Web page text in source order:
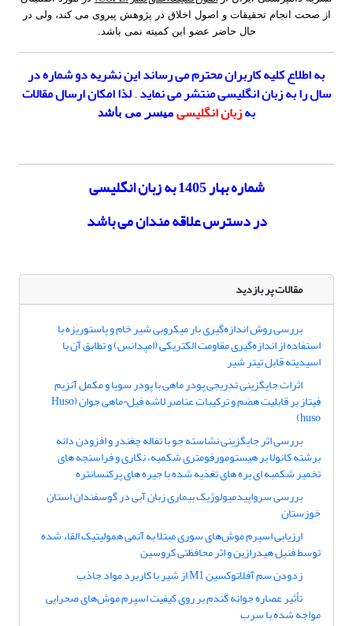
از صحت انجام تحقیقات و اصول اخلاق در پژوهش پیروی می کند، ولی در
حال حاضر عضو این کمیته نمی باشد.
به اطلاع کلیه کاربران محترم می­ رساند این نشریهدو شماره در
سال را به زبان انگلیسی منتشر می نماید.لذا امکان ارسال مقالات
بهزبان انگلیسی میسر می باشد
شماره بهار 1405 به زبان انگلیسی
در دسترس علاقه مندان می باشد
مقالات پر بازدید
بررسی روش اندازه‌گیری بار میکروبی شیر خام و پاستوریزه با
استفاده از اندازه‌گیری مقاومت الکتریکی (امپدانس) و تطابق آن با
اسیدیته قابل تیتر شیر
اثرات جایگزینی تدریجی پودر ماهی با پودر سویا و مکمل آنزیم
فیتاز بر قابلیت هضم و ترکیبات عناصر لاشه فیل¬ماهی جوان (Huso
huso)
بررسی اثر جایگزینی نشاسته جو با تفاله چغندر و افزودن دانه
برشته کانولا بر هیستومورفومتری شکمبه، نگاری و فراسنجه های
تخمیر شکمبه ای بره های تغذیه شده با جیره های پرکنسانتره
بررسی سرواپیدمیولوژیک بیماری زبان آبی در گوسفندان استان
خوزستان
ارزیابی اسپرم موش‌های سوری مبتلا به آنمی همولیتیک القاء شده
توسط فنیل هیدرازین و اثر محافظتی کروسین
زدودن سم آفلاتوکسین M1 از شیر با کاربرد مواد جاذب
تأثیر عصاره جوانه گندم بر روی کیفیت اسپرم موش‌های صحرایی
مواجه شده با سرب